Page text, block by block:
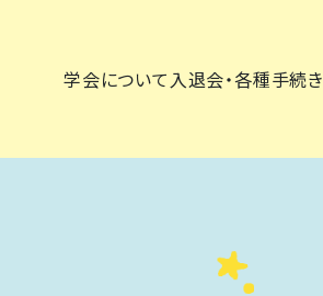
学会について 入退会・各種手続き